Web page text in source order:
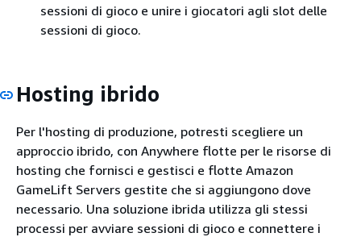
sessioni di gioco e unire i giocatori agli slot delle
sessioni di gioco.
Hosting ibrido
Per l'hosting di produzione, potresti scegliere un
approccio ibrido, con Anywhere flotte per le risorse di
hosting che fornisci e gestisci e flotte Amazon
GameLift Servers gestite che si aggiungono dove
necessario. Una soluzione ibrida utilizza gli stessi
processi per avviare sessioni di gioco e connettere i